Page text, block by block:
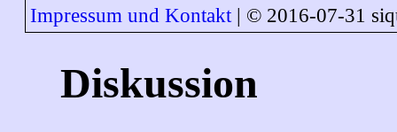
Impressum und Kontakt| © 2016-07-31
Diskussion